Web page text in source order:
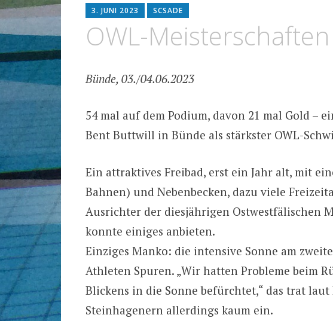
3. JUNI 2023 SCSADE
OWL-
Bünde, 03./04.06.2023
54 mal auf dem Podium, davon 21 mal Gold –
Bent Buttwill in Bünde als stärkster OWL-
Ein attraktives Freibad, erst ein Jahr alt, mit
Bahnen) und Nebenbecken, dazu viele
Ausrichter der diesjährigen Ostwestfälischen
konnte einiges anbieten.
Einziges Manko: die intensive Sonne am
Athleten Spuren. „Wir hatten Probleme beim
Blickens in die Sonne befürchtet,“ das trat laut
Steinhagenern allerdings kaum ein.